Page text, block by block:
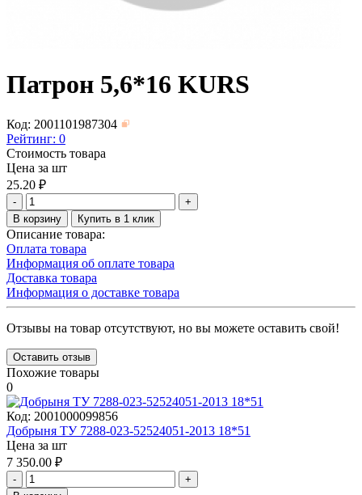
Патрон 5,6*16 KURS
Код: 2001101987304
Рейтинг: 0
Стоимость товара
Цена за шт
25.20 ₽
-
+
В корзину
Купить в 1 клик
Описание товара:
Оплата товара
Информация об оплате товара
Доставка товара
Информация о доставке товара
Отзывы на товар отсутствуют, но вы можете оставить свой!
Оставить отзыв
Похожие товары
0
Код: 2001000099856
Добрыня ТУ 7288-023-52524051-2013 18*51
Цена за шт
7 350.00 ₽
-
+